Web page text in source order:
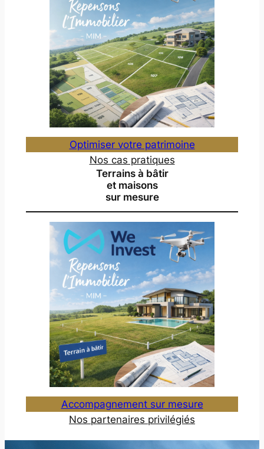
Optimiser votre patrimoine
Nos cas pratiques
Terrains à bâtir
et maisons
sur mesure
Accompagnement sur mesure
Nos partenaires privilégiés